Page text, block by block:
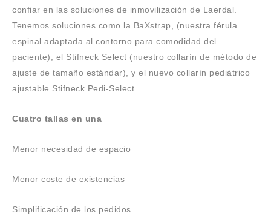
confiar en las soluciones de inmovilización de Laerdal.
Tenemos soluciones como la BaXstrap, (nuestra férula
espinal adaptada al contorno para comodidad del
paciente), el Stifneck Select (nuestro collarín de método de
ajuste de tamaño estándar), y el nuevo collarín pediátrico
ajustable Stifneck Pedi-Select.
Cuatro tallas en una
Menor necesidad de espacio
Menor coste de existencias
Simplificación de los pedidos